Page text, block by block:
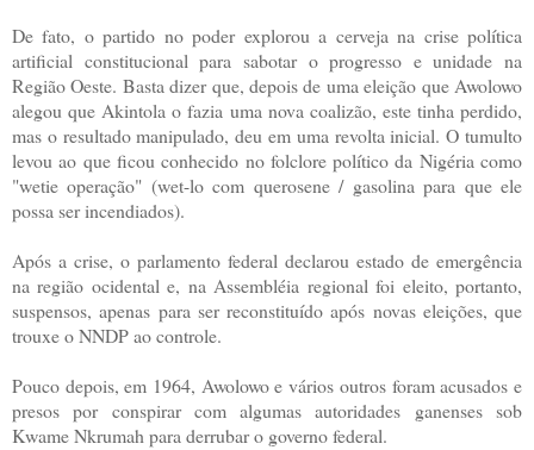
De fato, o partido no poder explorou a cerveja na crise política
artificial constitucional para sabotar o progresso e unidade na
Região Oeste. Basta dizer que, depois de uma eleição que Awolowo
alegou que Akintola o fazia uma nova coalizão, este tinha perdido,
mas o resultado manipulado, deu em uma revolta inicial. O tumulto
levou ao que ficou conhecido no folclore político da Nigéria como
"wetie operação" (wet-lo com querosene / gasolina para que ele
possa ser incendiados).
Após a crise, o parlamento federal declarou estado de emergência
na região ocidental e, na Assembléia regionalfoi eleito, portanto,
suspensos, apenas para ser reconstituído após novas eleições, que
trouxe o NNDP ao controle.
Pouco depois, em 1964, Awolowo e vários outros foram acusados e
presos por conspirar com algumas autoridades ganenses sob
Kwame Nkrumah para derrubar o governo federal.